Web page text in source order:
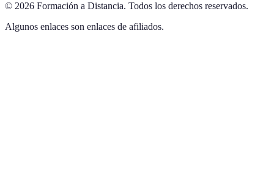
© 2026 Formación a Distancia. Todos los derechos reservados.
Algunos enlaces son enlaces de afiliados.